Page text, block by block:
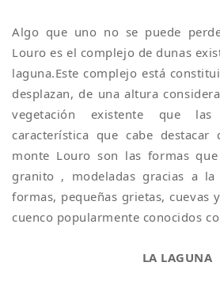
Algo que uno no se puede
Louro es el complejo de dunas
laguna.Este complejo está
desplazan, de una altura
vegetación existente que
característica que cabe
monte Louro son las formas
granito , modeladas gracias a
formas, pequeñas grietas, cuevas
cuenco popularmente conocidos
LA LAGUNA